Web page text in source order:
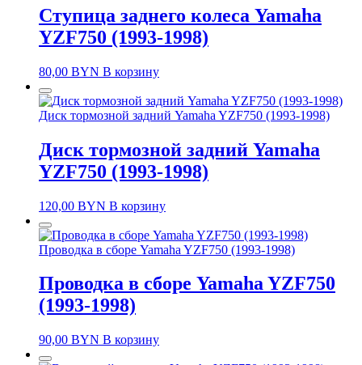
Ступица заднего колеса Yamaha
YZF750 (1993-1998)
80,00 BYN В корзину
Диск тормозной задний Yamaha YZF750 (1993-1998)
Диск тормозной задний Yamaha
YZF750 (1993-1998)
120,00 BYN В корзину
Проводка в сборе Yamaha YZF750 (1993-1998)
Проводка в сборе Yamaha YZF750
(1993-1998)
90,00 BYN В корзину